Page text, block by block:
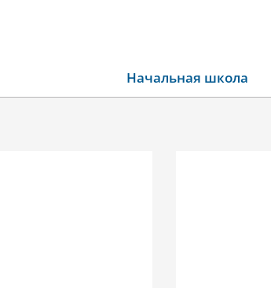
Начальная школа